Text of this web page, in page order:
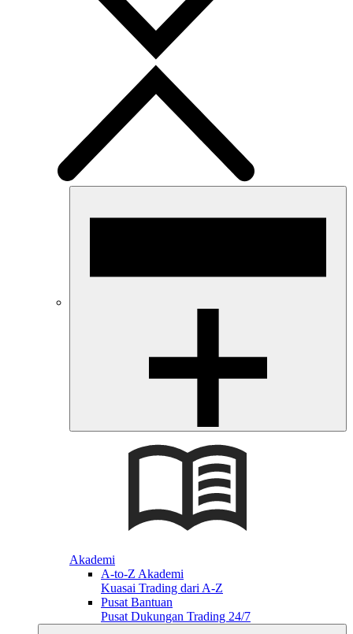
Akademi
A-to-Z Akademi
Kuasai Trading dari A-Z
Pusat Bantuan
Pusat Dukungan Trading 24/7